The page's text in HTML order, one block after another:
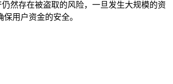
然存在被盗取的风险，一旦发生大规模的资
用户资金的安全。